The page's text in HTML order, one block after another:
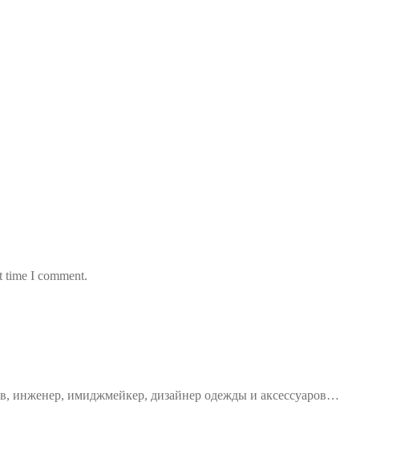
time I comment.
инженер, имиджмейкер, дизайнер одежды и аксессуаров…